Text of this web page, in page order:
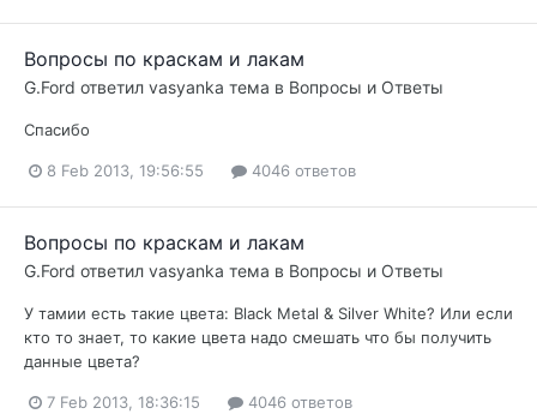
Вопросы по краскам и лакам
G.Ford ответил vasyanka тема в Вопросы и Ответы
Спасибо
8 Feb 2013, 19:56:55 4046 ответов
Вопросы по краскам и лакам
G.Ford ответил vasyanka тема в Вопросы и Ответы
У тамии есть такие цвета: Black Metal & Silver White? Или если
кто то знает, то какие цвета надо смешать что бы получить
данные цвета?
7 Feb 2013, 18:36:15 4046 ответов